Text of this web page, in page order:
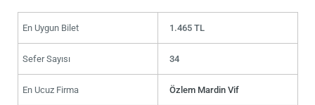
En Uygun Bilet 1.465 TL
Sefer Sayısı 34
En Ucuz Firma Özlem Mardin Vif